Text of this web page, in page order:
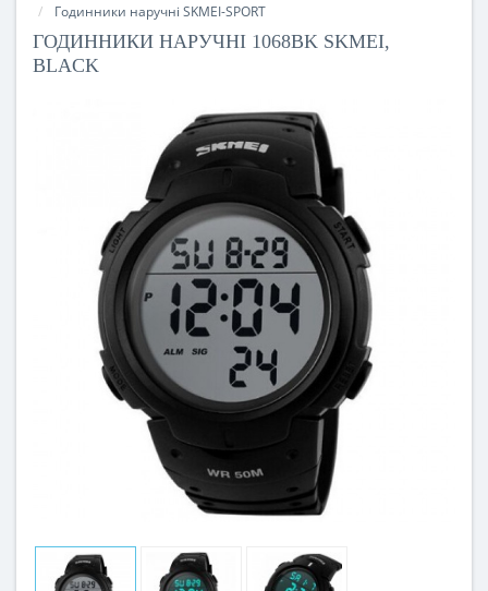
Годинники наручні SKMEI-SPORT
ГОДИННИКИ НАРУЧНІ 1068BK SKMEI,
BLACK